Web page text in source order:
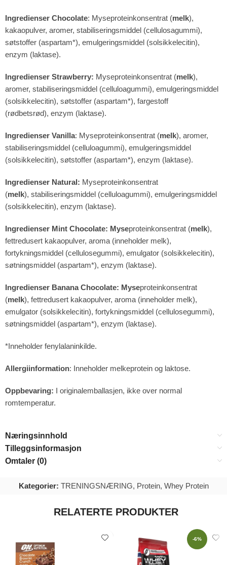
Ingredienser Chocolate: Myseproteinkonsentrat (melk),
kakaopulver, aromer, stabiliseringsmiddel (cellulosagummi),
søtstoffer (aspartam*), emulgeringsmiddel (solsikkelecitin),
enzym (laktase).
Ingredienser Strawberry: Myseproteinkonsentrat (melk),
aromer, stabiliseringsmiddel (celluloagummi), emulgeringsmiddel
(solsikkelecitin), søtstoffer (aspartam*), fargestoff
(rødbetsrød), enzym (laktase).
Ingredienser Vanilla: Myseproteinkonsentrat (melk), aromer,
stabiliseringsmiddel (celluloagummi), emulgeringsmiddel
(solsikkelecitin), søtstoffer (aspartam*), enzym (laktase).
Ingredienser Natural: Myseproteinkonsentrat
(melk), stabiliseringsmiddel (celluloagummi), emulgeringsmiddel
(solsikkelecitin), enzym (laktase).
Ingredienser Mint Chocolate: Myseproteinkonsentrat (melk),
fettredusert kakaopulver, aroma (inneholder melk),
fortykningsmiddel (cellulosegummi), emulgator (solsikkelecitin),
søtningsmiddel (aspartam*), enzym (laktase).
Ingredienser Banana Chocolate: Myseproteinkonsentrat
(melk), fettredusert kakaopulver, aroma (inneholder melk),
emulgator (solsikkelecitin), fortykningsmiddel (cellulosegummi),
søtningsmiddel (aspartam*), enzym (laktase).
*Inneholder fenylalaninkilde.
Allergiinformation: Inneholder melkeprotein og laktose.
Oppbevaring: I originalemballasjen, ikke over normal
romtemperatur.
Næringsinnhold
Tilleggsinformasjon
Omtaler (0)
Kategorier: TRENINGSNÆRING, Protein, Whey Protein
RELATERTE PRODUKTER
-6%